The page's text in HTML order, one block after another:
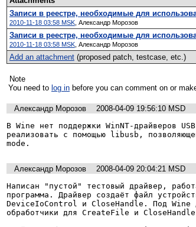
Записи в реестре, необходимые для
2010-11-18 03:58 MSK, Александр Морозов
Записи в реестре, необходимые для
2010-11-18 03:58 MSK, Александр Морозов
Add an attachment(proposed patch, testcase, etc.)
Note
You need to log in before you can comment on or
Александр Морозов
2008-04-09 19:56:10 MSD
В Wine нет поддержки WinNT-драйверов
реализовать с помощью libusb,
mode.
Александр Морозов
2008-04-09 20:04:21 MSD
Написан "пустой" тестовый драйвер,
программа. Драйвер создаёт файл
DeviceIoControl и CloseHandle. Под Wine
обработчики для CreateFile и